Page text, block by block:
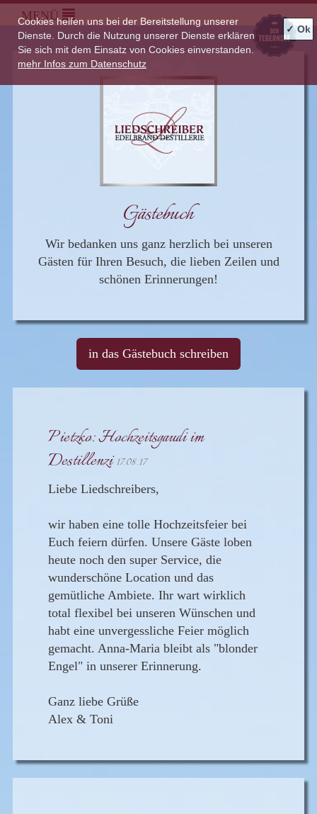
Cookies helfen uns bei der Bereitstellung unserer
Dienste. Durch die Nutzung unserer Dienste erklären
Sie sich mit dem Einsatz von Cookies einverstanden.
mehr Infos zum Datenschutz
✓ Ok
MENÜ
Gästebuch
Wir bedanken uns ganz herzlich bei unseren
Gästen für Ihren Besuch, die lieben Zeilen und
schönen Erinnerungen!
in das Gästebuch schreiben
Pietzko: Hochzeitsgaudi im
Destillenzi17.08.17
Liebe Liedschreibers,
wir haben eine tolle Hochzeitsfeier bei
Euch feiern dürfen. Unsere Gäste loben
heute noch den super Service, die
wunderschöne Location und das
gemütliche Ambiete. Ihr wart wirklich
total flexibel bei unseren Wünschen und
habt eine unvergessliche Feier möglich
gemacht. Anna-Maria bleibt als "blonder
Engel" in unserer Erinnerung.
Ganz liebe Grüße
Alex & Toni